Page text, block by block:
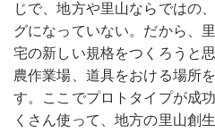
じで、地方や里山ならではの
グになっていない。だから、
宅の新しい規格をつくろうと
農作業場、道具をおける場所
す。ここでプロトタイプが成
くさん使って、地方の里山創